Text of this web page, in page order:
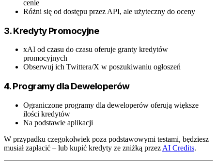
cenie
Różni się od dostępu przez API, ale użyteczny do oceny
3. Kredyty Promocyjne
xAI od czasu do czasu oferuje granty kredytów
promocyjnych
Obserwuj ich Twittera/X w poszukiwaniu ogłoszeń
4. Programy dla Deweloperów
Ograniczone programy dla deweloperów oferują większe
ilości kredytów
Na podstawie aplikacji
W przypadku czegokolwiek poza podstawowymi testami, będziesz
musiał zapłacić – lub kupić kredyty ze zniżką przez AI Credits.